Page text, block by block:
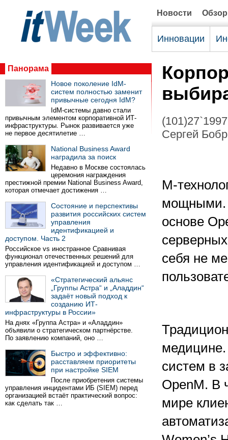
Новости
Инновации
Панорама
Новое поколение IdM-
систем полностью заменит
привычные сегодня IdM?
IdM-системы давно стали
привычным элементом корпоративной ИТ-
инфраструктуры. Рынок развивается уже
не первое десятилетие …
National Business Award
наградила за поиск
Недавно в Москве состоялась
церемония награждения
престижной премии National Business Award,
которая отмечает достижения …
Состояние и перспективы
развития российских систем
управления
идентификацией и
доступом. Часть 2
Российское vs иностранное Сравнивая
функционал отечественных решений для
управления идентификацией и доступом …
«Стратегический альянс
„Группы Астра“ и „Аладдин“
задаёт новый подход к
созданию ИТ-
инфраструктуры в России»
На днях «Группа Астра» и «Аладдин»
объявили о стратегическом партнёрстве.
По заявлению компаний, оно …
Быстро и эффективно:
расставляем приоритеты
при настройке SIEM
После приобретения системы
управления инцидентами ИБ (SIEM) перед
организацией встаёт практический вопрос:
как сделать так …
(101)27`1997
Сергей
М-
мощными.
основе
себя не
систем в
OpenM. В
мире